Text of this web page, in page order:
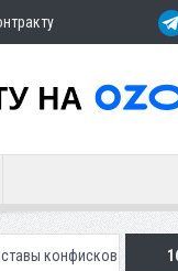
бурых медведей у